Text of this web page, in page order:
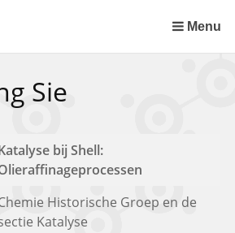
Menu
Sie
bij Shell:
Historische Groep en de
Katalyse